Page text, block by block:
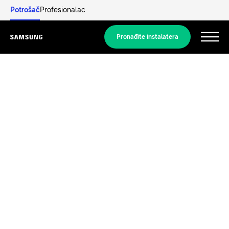
PotrošačProfesionalac
Menu
Pronađite instalatera